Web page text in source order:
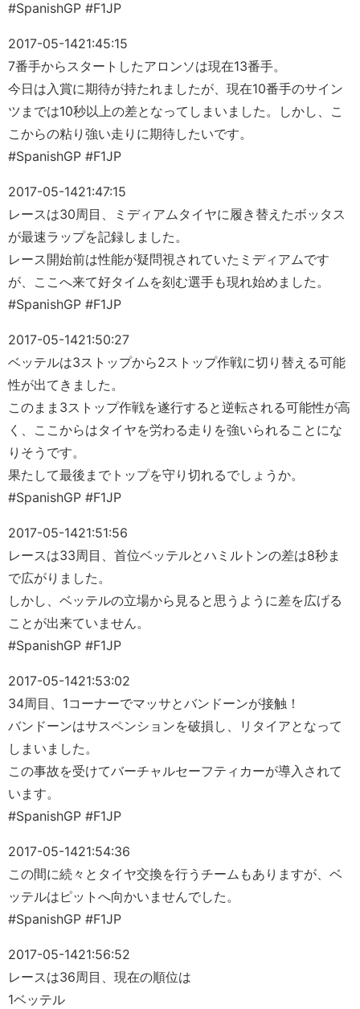
#SpanishGP #F1JP
2017-05-1421:45:15
7番手からスタートしたアロンソは現在13番手。
今日は入賞に期待が持たれましたが、現在10番手のサイン
ツまでは10秒以上の差となってしまいました。しかし、こ
こからの粘り強い走りに期待したいです。
#SpanishGP #F1JP
2017-05-1421:47:15
レースは30周目、ミディアムタイヤに履き替えたボッタス
が最速ラップを記録しました。
レース開始前は性能が疑問視されていたミディアムです
が、ここへ来て好タイムを刻む選手も現れ始めました。
#SpanishGP #F1JP
2017-05-1421:50:27
ベッテルは3ストップから2ストップ作戦に切り替える可能
性が出てきました。
このまま3ストップ作戦を遂行すると逆転される可能性が高
く、ここからはタイヤを労わる走りを強いられることにな
りそうです。
果たして最後までトップを守り切れるでしょうか。
#SpanishGP #F1JP
2017-05-1421:51:56
レースは33周目、首位ベッテルとハミルトンの差は8秒ま
で広がりました。
しかし、ベッテルの立場から見ると思うように差を広げる
ことが出来ていません。
#SpanishGP #F1JP
2017-05-1421:53:02
34周目、1コーナーでマッサとバンドーンが接触！
バンドーンはサスペンションを破損し、リタイアとなって
しまいました。
この事故を受けてバーチャルセーフティカーが導入されて
います。
#SpanishGP #F1JP
2017-05-1421:54:36
この間に続々とタイヤ交換を行うチームもありますが、ベ
ッテルはピットへ向かいませんでした。
#SpanishGP #F1JP
2017-05-1421:56:52
レースは36周目、現在の順位は
1ベッテル